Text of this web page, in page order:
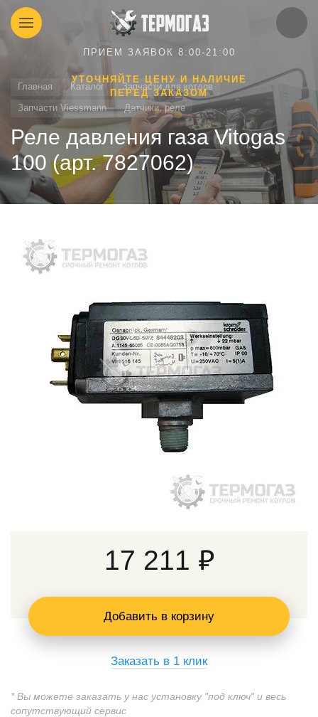
ПРИЕМ ЗАЯВОК 8:00-21:00
УТОЧНЯЙТЕ ЦЕНУ И НАЛИЧИЕ
ПЕРЕД ЗАКАЗОМ
Главная Каталог
Запчасти для котлов
Запчасти Viessmann
Датчики, реле
Реле давления газа Vitogas
100 (арт. 7827062)
17 211 ₽
Добавить в корзину
Заказать в 1 клик
* Вы можете заказать у нас установку "под ключ" и весь
сопутствующий сервис